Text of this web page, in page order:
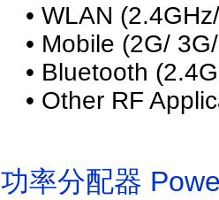
• WLAN
• Mobile (2G/
• Bluetooth
• Other RF
功率分配器